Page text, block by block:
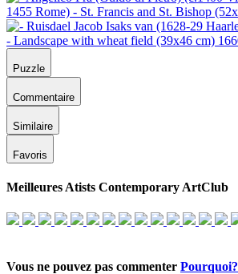
Puzzle
Commentaire
Similaire
Favoris
Meilleures Atists Contemporary ArtClub
Vous ne pouvez pas commenter Pourquoi?